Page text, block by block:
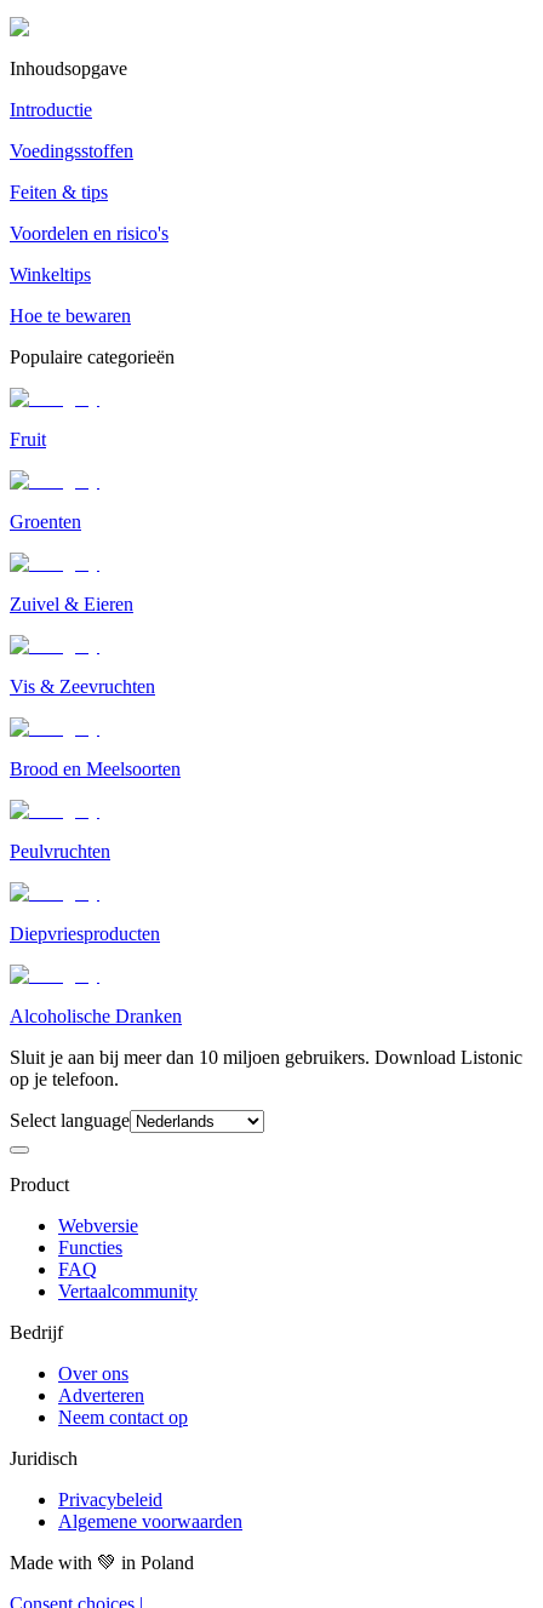
Inhoudsopgave
Introductie
Voedingsstoffen
Feiten & tips
Voordelen en risico's
Winkeltips
Hoe te bewaren
Populaire categorieën
Fruit
Groenten
Zuivel & Eieren
Vis & Zeevruchten
Brood en Meelsoorten
Peulvruchten
Diepvriesproducten
Alcoholische Dranken
Sluit je aan bij meer dan 10 miljoen gebruikers. Download Listonic
op je telefoon.
Select language
Product
Webversie
Functies
FAQ
Vertaalcommunity
Bedrijf
Over ons
Adverteren
Neem contact op
Juridisch
Privacybeleid
Algemene voorwaarden
Made with 💚 in Poland
Consent choices |